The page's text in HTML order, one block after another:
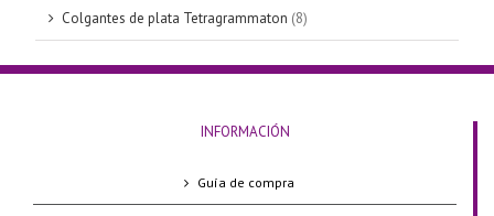
Colgantes de plata Tetragrammaton (8)
INFORMACIÓN
Guía de compra